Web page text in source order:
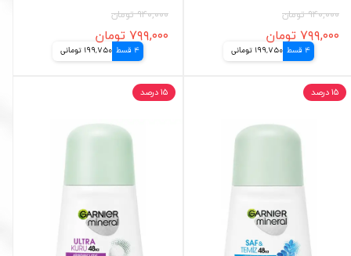
۹۴۰,۰۰۰ تومان
۷۹۹,۰۰۰ تومان
4 قسط 199,750 تومانی
۹۴۰,۰۰۰ تومان
۷۹۹,۰۰۰ تومان
4 قسط 199,750 تومانی
۱۵ درصد ۱۵ درصد